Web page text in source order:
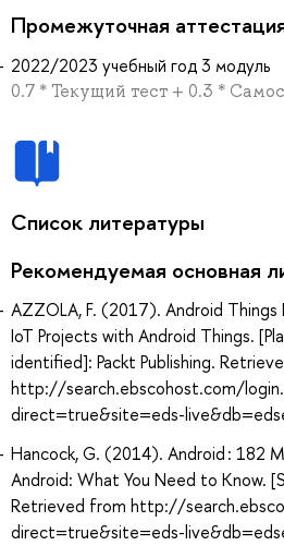
Промежуточная
2022/2023 учебный год 3 модуль
0.7 * Текущий тест + 0.3 *
Список литературы
Рекомендуемая основная
AZZOLA, F. (2017). Android Things
IoT Projects with Android Things.
identified]: Packt Publishing.
http://search.ebscohost.com/
direct=true&site=eds-
Hancock, G. (2014). Android : 182
Android: What You Need to Know.
Retrieved from http://
direct=true&site=eds-